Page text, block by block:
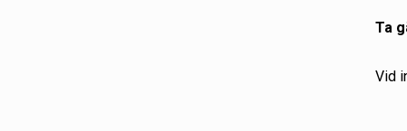
Ta
Vid